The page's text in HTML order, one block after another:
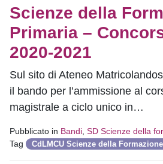
Scienze della
Primaria –
2020-2021
Sul sito di Ateneo
il bando per l’ammissione al
magistrale a ciclo unico in…
Pubblicato in Bandi, SD Scienze della
Tag
CdLMCU Scienze della